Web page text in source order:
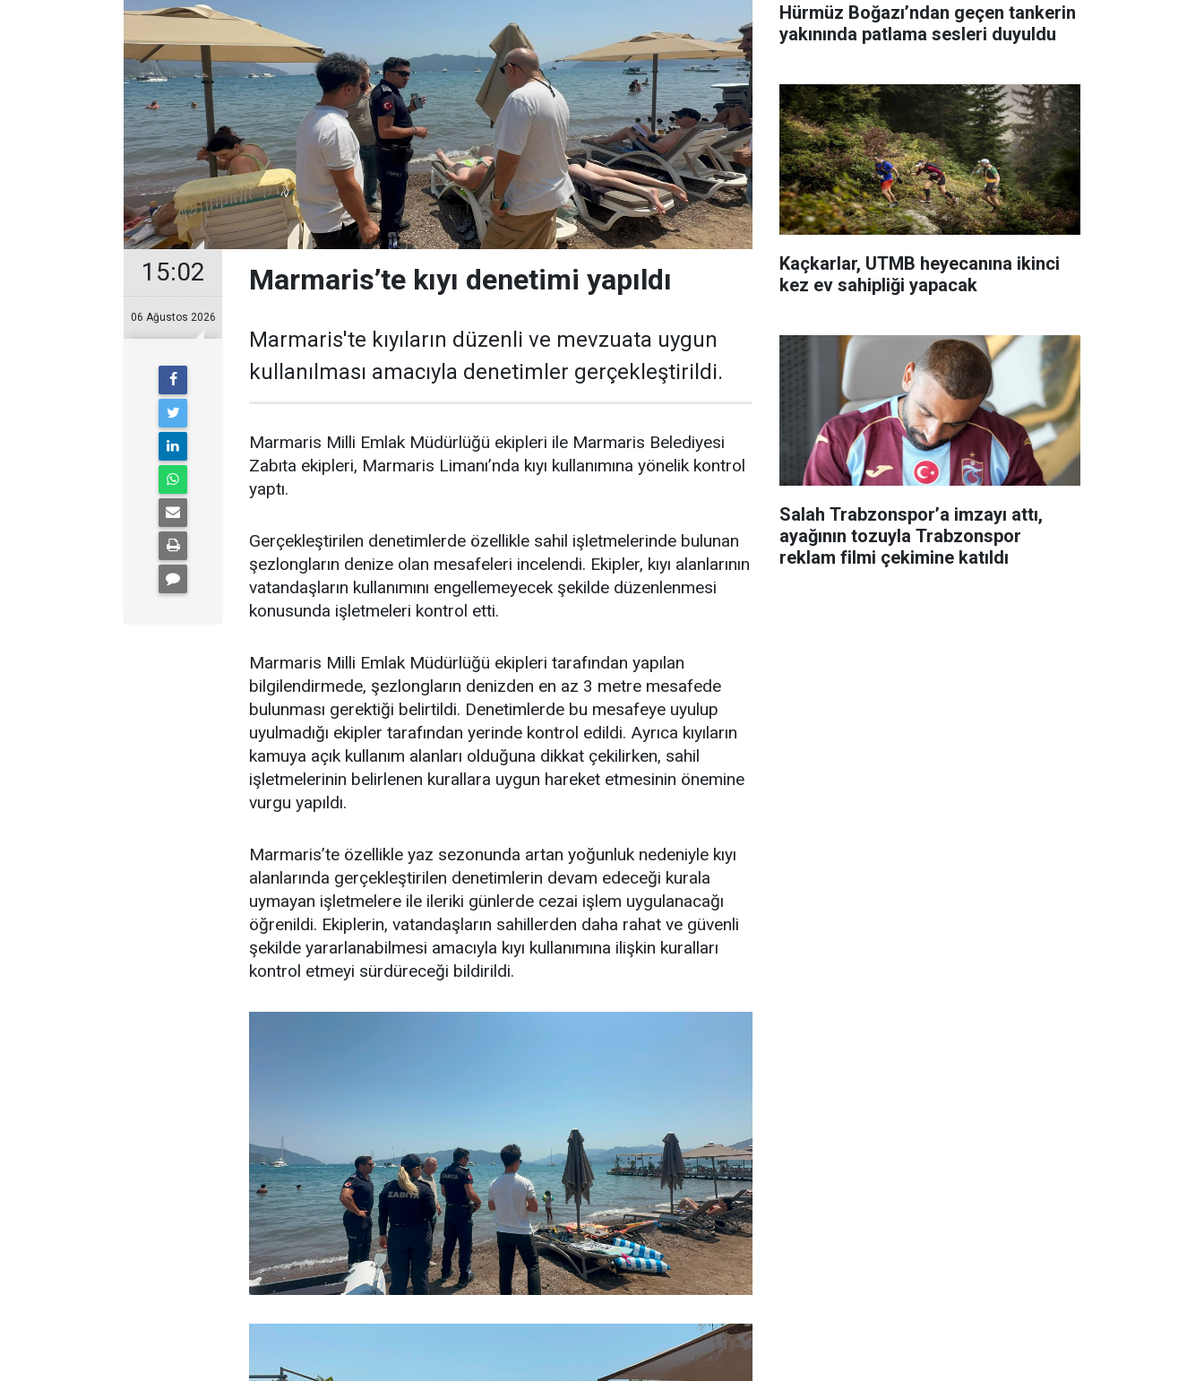
15:02
06 Ağustos 2026
Marmaris’te kıyı denetimi yapıldı
Marmaris'te kıyıların düzenli ve mevzuata uygun
kullanılması amacıyla denetimler gerçekleştirildi.
Marmaris Milli Emlak Müdürlüğü ekipleri ile Marmaris Belediyesi
Zabıta ekipleri, Marmaris Limanı’nda kıyı kullanımına yönelik kontrol
yaptı.
Gerçekleştirilen denetimlerde özellikle sahil işletmelerinde bulunan
şezlongların denize olan mesafeleri incelendi. Ekipler, kıyı alanlarının
vatandaşların kullanımını engellemeyecek şekilde düzenlenmesi
konusunda işletmeleri kontrol etti.
Marmaris Milli Emlak Müdürlüğü ekipleri tarafından yapılan
bilgilendirmede, şezlongların denizden en az 3 metre mesafede
bulunması gerektiği belirtildi. Denetimlerde bu mesafeye uyulup
uyulmadığı ekipler tarafından yerinde kontrol edildi. Ayrıca kıyıların
kamuya açık kullanım alanları olduğuna dikkat çekilirken, sahil
işletmelerinin belirlenen kurallara uygun hareket etmesinin önemine
vurgu yapıldı.
Marmaris’te özellikle yaz sezonunda artan yoğunluk nedeniyle kıyı
alanlarında gerçekleştirilen denetimlerin devam edeceği kurala
uymayan işletmelere ile ileriki günlerde cezai işlem uygulanacağı
öğrenildi. Ekiplerin, vatandaşların sahillerden daha rahat ve güvenli
şekilde yararlanabilmesi amacıyla kıyı kullanımına ilişkin kuralları
kontrol etmeyi sürdüreceği bildirildi.
Hürmüz Boğazı’ndan geçen tankerin
yakınında patlama sesleri duyuldu
Kaçkarlar, UTMB heyecanına ikinci
kez ev sahipliği yapacak
Salah Trabzonspor’a imzayı attı,
ayağının tozuyla Trabzonspor
reklam filmi çekimine katıldı